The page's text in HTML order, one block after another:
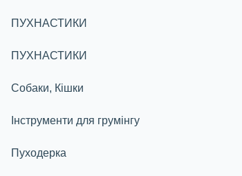
ПУХНАСТИКИ
ПУХНАСТИКИ
Собаки, Кішки
Інструменти для грумінгу
Пуходерка